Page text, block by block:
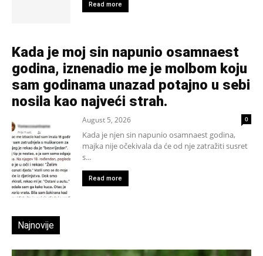
Read more
Kada je moj sin napunio osamnaest
godina, iznenadio me je molbom koju
sam godinama unazad potajno u sebi
nosila kao najveći strah.
August 5, 2026 0
Kada je njen sin napunio osamnaest godina,
majka nije očekivala da će od nje zatražiti susret
s...
Read more
Najnovije